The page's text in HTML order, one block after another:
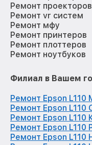
Ремонт проекторов
Ремонт vr систем
Ремонт мфу
Ремонт принтеров
Ремонт плоттеров
Ремонт ноутбуков
Филиал в Вашем
Ремонт Epson L110
Ремонт Epson L110
Ремонт Epson L110
Ремонт Epson L110
Ремонт Epson